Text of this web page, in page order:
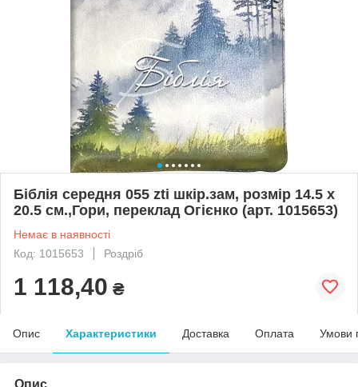
Біблія середня 055 zti шкір.зам, розмір 14.5 х
20.5 см.,Гори, переклад Огієнко (арт. 1015653)
Немає в наявності
Код: 1015653
Роздріб
1 118,40 ₴
Опис Характеристики Доставка Оплата Умови
Опис